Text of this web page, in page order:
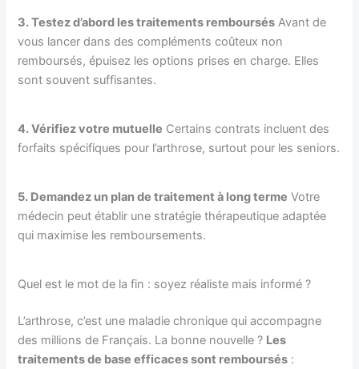
3. Testez d’abord les traitements remboursés Avant de
vous lancer dans des compléments coûteux non
remboursés, épuisez les options prises en charge. Elles
sont souvent suffisantes.
4. Vérifiez votre mutuelle Certains contrats incluent des
forfaits spécifiques pour l’arthrose, surtout pour les seniors.
5. Demandez un plan de traitement à long terme Votre
médecin peut établir une stratégie thérapeutique adaptée
qui maximise les remboursements.
Quel est le mot de la fin : soyez réaliste mais informé ?
L’arthrose, c’est une maladie chronique qui accompagne
des millions de Français. La bonne nouvelle ? Les
traitements de base efficaces sont remboursés :